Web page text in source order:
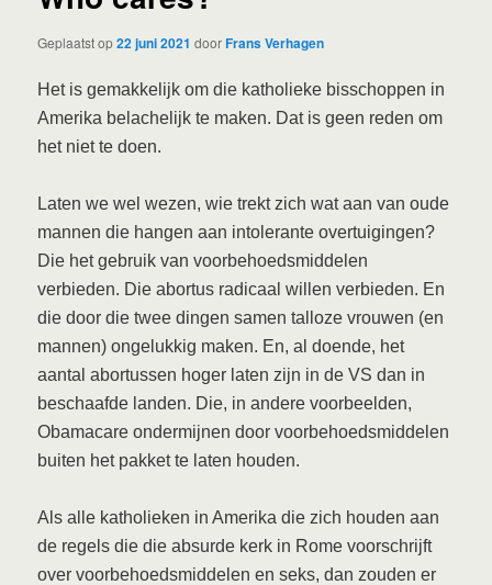
Geplaatst op22 juni 2021 doorFrans Verhagen
Het is gemakkelijk om die katholieke bisschoppen in
Amerika belachelijk te maken. Dat is geen reden om
het niet te doen.
Laten we wel wezen, wie trekt zich wat aan van oude
mannen die hangen aan intolerante overtuigingen?
Die het gebruik van voorbehoedsmiddelen
verbieden. Die abortus radicaal willen verbieden. En
die door die twee dingen samen talloze vrouwen (en
mannen) ongelukkig maken. En, al doende, het
aantal abortussen hoger laten zijn in de VS dan in
beschaafde landen. Die, in andere voorbeelden,
Obamacare ondermijnen door voorbehoedsmiddelen
buiten het pakket te laten houden.
Als alle katholieken in Amerika die zich houden aan
de regels die die absurde kerk in Rome voorschrijft
over voorbehoedsmiddelen en seks, dan zouden er